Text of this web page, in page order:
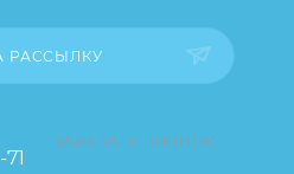
незначительно отличаться
размещенного на
упаковке и т.д., не
свойства
РАССЫЛКУ
ЗАКАЗАТЬ ЗВОНОК